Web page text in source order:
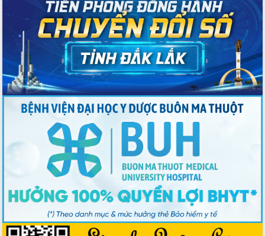
Nông sản Tây Nguyên thu hút doanh
nghiệp nước ngoài
Đắk Lắk định vị thương hiệu du lịch
“Biển – Rừng – Cà phê” trong không
gian phát triển mới
Hội nghị chia sẻ kinh nghiệm, chuyển
giao kỹ thuật y tế, định hướng phát
triển chuyên sâu đến 2030
Chuyển đổi số mở ra không gian phát
triển trong lĩnh vực văn hóa, du lịch
Công bố quyết định của Ban Thường
vụ Tỉnh ủy về công tác cán bộ.
Thủ tướng Phạm Minh Chính: Khẩn
trương tái thiết cuộc sống người dân
sau thiên tai
Tập trung nâng cao chất lượng, tổ
chức sản xuất sầu riêng theo hướng
bền vững